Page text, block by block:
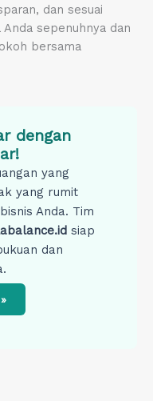
dan sesuai
sepenuhnya dan
bersama
dengan
yang
yang rumit
Anda. Tim
siap
dan